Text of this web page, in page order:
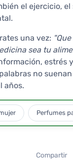
el ejercicio,
una vez:
sea tu
estrés
no
años.
Perfumes
Compartir